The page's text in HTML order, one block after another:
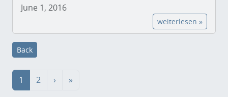
June 1, 2016
weiterlesen »
Back
1 2 › »